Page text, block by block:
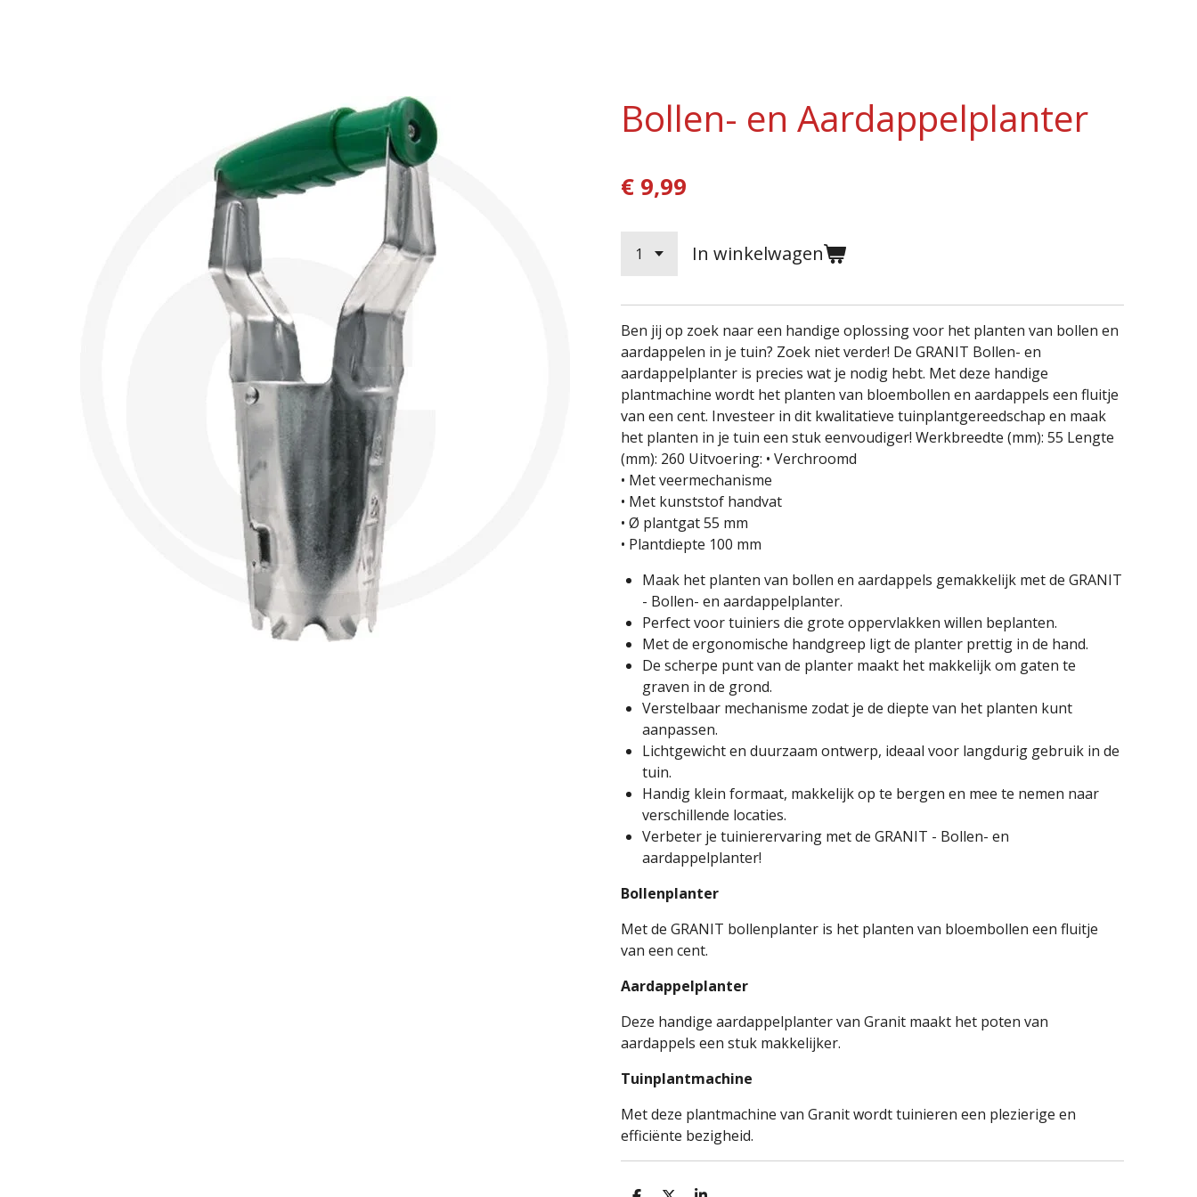
Bollen- en Aardappelplanter
€ 9,99
In winkelwagen
Ben jij op zoek naar een handige oplossing voor het planten van bollen en
aardappelen in je tuin? Zoek niet verder! De GRANIT Bollen- en
aardappelplanter is precies wat je nodig hebt. Met deze handige
plantmachine wordt het planten van bloembollen en aardappels een fluitje
van een cent. Investeer in dit kwalitatieve tuinplantgereedschap en maak
het planten in je tuin een stuk eenvoudiger! Werkbreedte (mm): 55 Lengte
(mm): 260 Uitvoering: • Verchroomd
• Met veermechanisme
• Met kunststof handvat
• Ø plantgat 55 mm
• Plantdiepte 100 mm
Maak het planten van bollen en aardappels gemakkelijk met de GRANIT
- Bollen- en aardappelplanter.
Perfect voor tuiniers die grote oppervlakken willen beplanten.
Met de ergonomische handgreep ligt de planter prettig in de hand.
De scherpe punt van de planter maakt het makkelijk om gaten te
graven in de grond.
Verstelbaar mechanisme zodat je de diepte van het planten kunt
aanpassen.
Lichtgewicht en duurzaam ontwerp, ideaal voor langdurig gebruik in de
tuin.
Handig klein formaat, makkelijk op te bergen en mee te nemen naar
verschillende locaties.
Verbeter je tuinierervaring met de GRANIT - Bollen- en
aardappelplanter!
Bollenplanter
Met de GRANIT bollenplanter is het planten van bloembollen een fluitje
van een cent.
Aardappelplanter
Deze handige aardappelplanter van Granit maakt het poten van
aardappels een stuk makkelijker.
Tuinplantmachine
Met deze plantmachine van Granit wordt tuinieren een plezierige en
efficiënte bezigheid.